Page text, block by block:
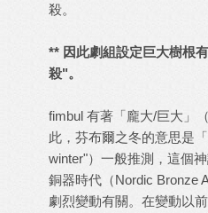
殺。
** 因此劇組設定巨大樹根
殺"。
fimbul 有著「龐大/巨大」
此，芬布爾之冬的意思是
winter"）一般推測，這個
銅器時代（Nordic Bronze
劇烈變動有關。在變動以